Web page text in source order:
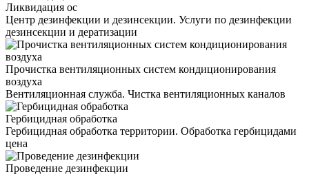
Ликвидация ос
Центр дезинфекции и дезинсекции. Услуги по дезинфекции
дезинсекции и дератизации
Прочистка вентиляционных систем кондиционирования
воздуха
Вентиляционная служба. Чистка вентиляционных каналов
Гербицидная обработка
Гербицидная обработка территории. Обработка гербицидами
цена
Проведение дезинфекции